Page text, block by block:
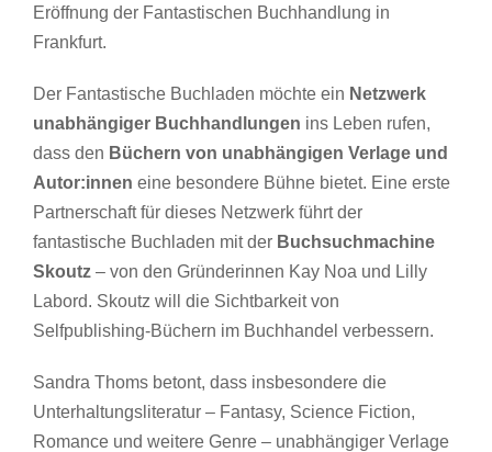
Eröffnung der Fantastischen Buchhandlung in
Frankfurt.
Der Fantastische Buchladen möchte ein Netzwerk
unabhängiger Buchhandlungen ins Leben rufen,
dass den Büchern von unabhängigen Verlage und
Autor:innen eine besondere Bühne bietet. Eine erste
Partnerschaft für dieses Netzwerk führt der
fantastische Buchladen mit der Buchsuchmachine
Skoutz – von den Gründerinnen Kay Noa und Lilly
Labord. Skoutz will die Sichtbarkeit von
Selfpublishing-Büchern im Buchhandel verbessern.
Sandra Thoms betont, dass insbesondere die
Unterhaltungsliteratur – Fantasy, Science Fiction,
Romance und weitere Genre – unabhängiger Verlage